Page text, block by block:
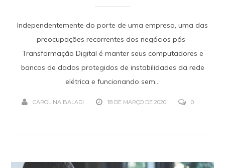
Independentemente do porte de uma empresa, uma das
preocupações recorrentes dos negócios pós-
Transformação Digital é manter seus computadores e
bancos de dados protegidos de instabilidades da rede
elétrica e funcionando sem...
CAROLINA BALADI 18 DE MARÇO DE 2020 0